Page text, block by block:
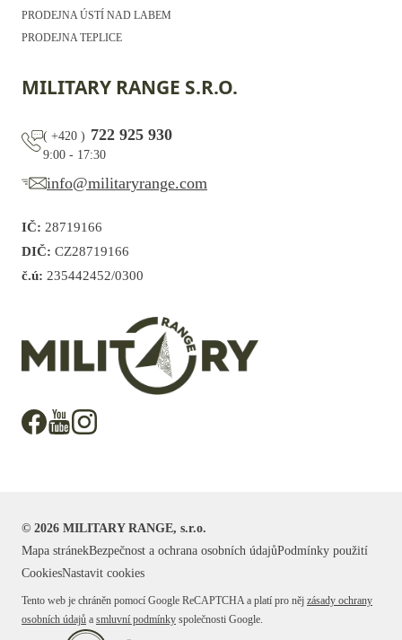
PRODEJNA ÚSTÍ NAD LABEM
PRODEJNA TEPLICE
MILITARY RANGE S.R.O.
( +420 ) 722 925 930
9:00 - 17:30
info@militaryrange.com
IČ: 28719166
DIČ: CZ28719166
č.ú: 235442452/0300
© 2026 MILITARY RANGE, s.r.o.
Mapa stránekBezpečnost a ochrana osobních údajůPodmínky použití
CookiesNastavit cookies
Tento web je chráněn pomocí Google ReCAPTCHA a platí pro něj zásady ochrany
osobních údajů a smluvní podmínky společnosti Google.